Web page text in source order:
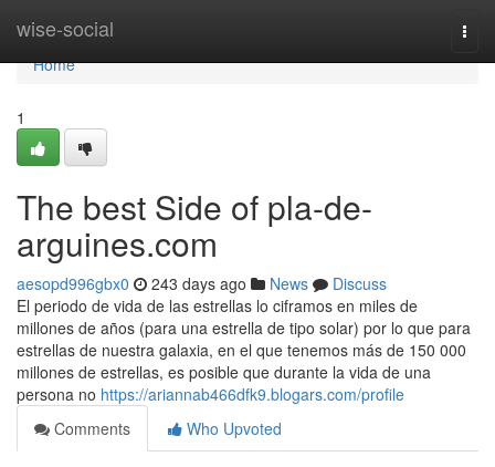
wise-social
Home
Home
1
The best Side of pla-de-
arguines.com
aesopd996gbx0 243 days ago News
Discuss
El periodo de vida de las estrellas lo ciframos en miles de
millones de años (para una estrella de tipo solar) por lo que para
estrellas de nuestra galaxia, en el que tenemos más de 150 000
millones de estrellas, es posible que durante la vida de una
persona no https://ariannab466dfk9.blogars.com/profile
Comments
Who Upvoted